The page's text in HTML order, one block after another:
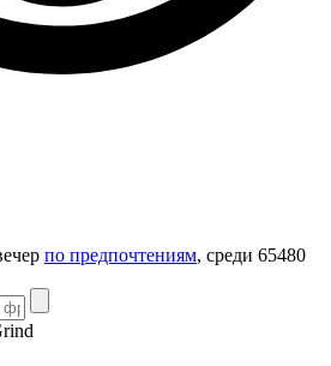
по предпочтениям, среди 65480